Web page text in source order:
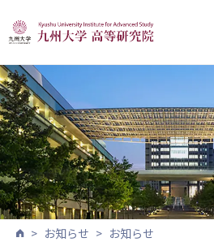
お知らせ
お知らせ